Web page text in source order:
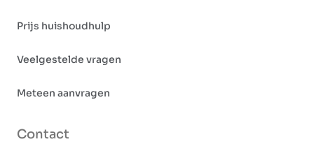
Prijs huishoudhulp
Veelgestelde vragen
Meteen aanvragen
Contact